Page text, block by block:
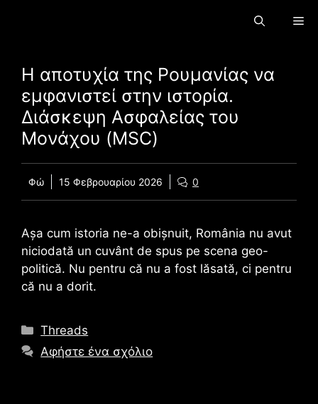
Η αποτυχία της Ρουμανίας να
εμφανιστεί στην ιστορία.
Διάσκεψη Ασφαλείας του
Μονάχου (MSC)
Φώ 15 Φεβρουαρίου 2026 0
Așa cum istoria ne-a obișnuit, România nu avut
niciodată un cuvânt de spus pe scena geo-
politică. Nu pentru că nu a fost lăsată, ci pentru
că nu a dorit.
Κατηγορίες
Threads
Αφήστε ένα σχόλιο